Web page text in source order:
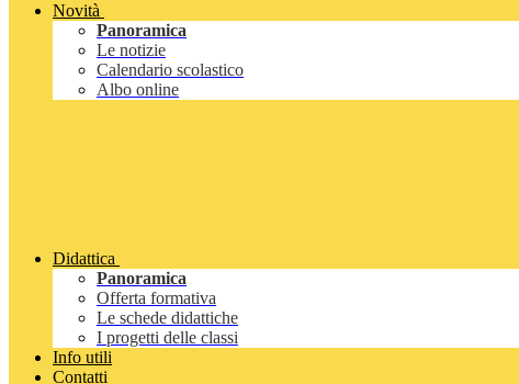
Novità
Panoramica
Le notizie
Calendario scolastico
Albo online
Didattica
Panoramica
Offerta formativa
Le schede didattiche
I progetti delle classi
Info utili
Contatti